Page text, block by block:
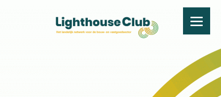
2021: het jaar van